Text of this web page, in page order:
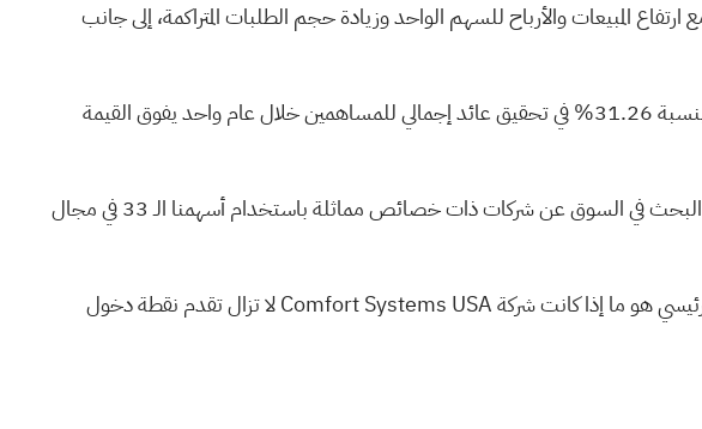
دائرة الضوء بعد إعلانها عن نتائج الربع الأول من عام 2026 مع ارتفاع المبيعات والأرباح للسهم الواحد وزيادة حجم الطلبات المتراكمة، إلى جانب
تزامن الأداء القوي للربع الأول وزيادة توزيعات الأرباح مع زخم قوي. وقد ساهم عائد سعر السهم خلال 30 يومًا بنسبة 31.26% في تحقيق عائد إجمالي للمساهمين خلال عام واحد يفوق القيمة
البحث في السوق عن شركات ذات خصائص مماثلة باستخدام
أسهمنا الـ 33 في مجال
مع ارتفاع سعر السهم بشكل حاد بالفعل وتداول السهم بأقل بقليل من أحدث هدف للمحللين، فإن السؤال الرئيسي هو ما إذا كانت شركة Comfort Systems USA لا تزال تقدم نقطة دخول